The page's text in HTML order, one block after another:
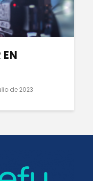
EN
de 2023